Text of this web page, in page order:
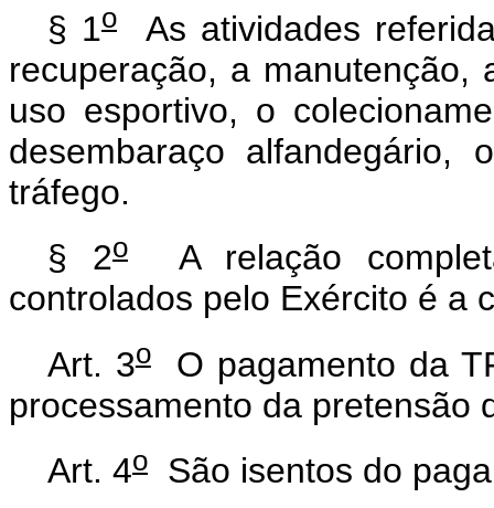
§ 1o As atividades
recuperação, a manutenção,
uso esportivo, o
desembaraço
tráfego.
§ 2o A relação
controlados pelo Exército é a
Art. 3oO pagamento da
processamento da pretensão
Art. 4o São isentos do